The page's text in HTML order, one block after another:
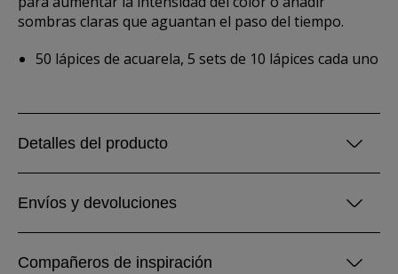
sombras claras que aguantan el paso del tiempo.
50 lápices de acuarela, 5 sets de 10 lápices cada uno
Detalles del producto
Envíos y devoluciones
Compañeros de inspiración